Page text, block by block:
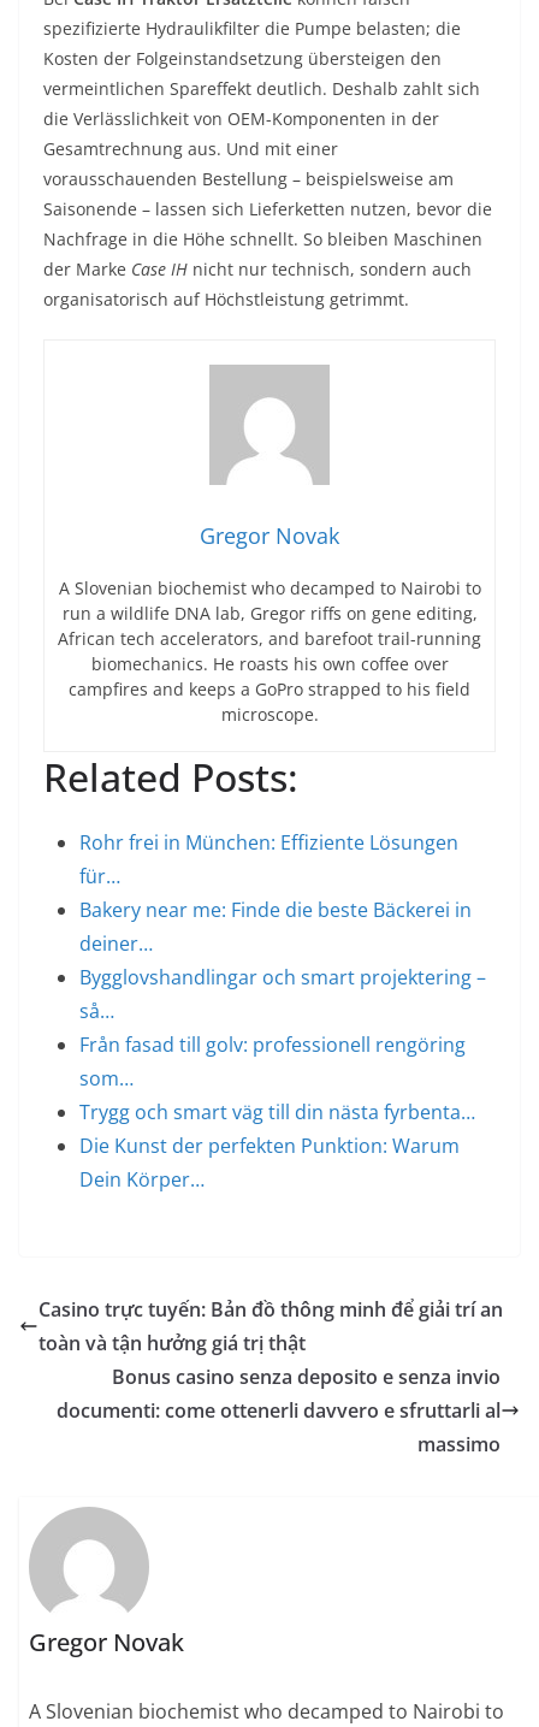
spezifizierte Hydraulikfilter die Pumpe belasten; die
Kosten der Folgeinstandsetzung übersteigen den
vermeintlichen Spareffekt deutlich. Deshalb zahlt sich
die Verlässlichkeit von OEM-Komponenten in der
Gesamtrechnung aus. Und mit einer
vorausschauenden Bestellung – beispielsweise am
Saisonende – lassen sich Lieferketten nutzen, bevor die
Nachfrage in die Höhe schnellt. So bleiben Maschinen
der Marke Case IH nicht nur technisch, sondern auch
organisatorisch auf Höchstleistung getrimmt.
Gregor Novak
A Slovenian biochemist who decamped to Nairobi to
run a wildlife DNA lab, Gregor riffs on gene editing,
African tech accelerators, and barefoot trail-running
biomechanics. He roasts his own coffee over
campfires and keeps a GoPro strapped to his field
microscope.
Related Posts:
Rohr frei in München: Effiziente Lösungen
für…
Bakery near me: Finde die beste Bäckerei in
deiner…
Bygglovshandlingar och smart projektering –
så…
Från fasad till golv: professionell rengöring
som…
Trygg och smart väg till din nästa fyrbenta…
Die Kunst der perfekten Punktion: Warum
Dein Körper…
Casino trực tuyến: Bản đồ thông minh để giải trí an
toàn và tận hưởng giá trị thật
Bonus casino senza deposito e senza invio
documenti: come ottenerli davvero e sfruttarli al
massimo
Gregor Novak
A Slovenian biochemist who decamped to Nairobi to